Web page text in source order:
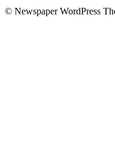
© Newspaper WordPress